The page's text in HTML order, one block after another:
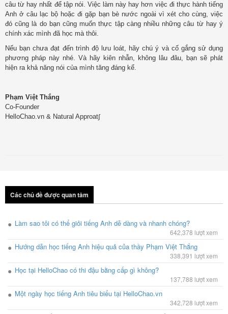
câu từ hay nhất để tập nói. Việc làm này hay hơn việc đi thực hành tiếng
Anh ở câu lạc bộ hoặc đi gặp bạn bè nước ngoài vì xét cho cùng, việc
đó cũng là do bạn cũng muốn thực tập càng nhiều những câu từ hay ý
chính xác mình đã học mà thôi.
Nếu bạn chưa đạt đến trình độ lưu loát, hãy chú ý và cố gắng sử dụng
phương pháp này nhé. Và hãy kiên nhẫn, không lâu đâu, bạn sẽ phát
hiện ra khả năng nói của mình tăng đáng kể.
Phạm Việt Thắng
Co-Founder
HelloChao.vn & Natural Approat∫
Các chủ đề được quan tâm
Làm sao tôi có thể giỏi tiếng Anh dễ dàng và nhanh chóng?
642,378 lượt xem
Hướng dẫn học tiếng Anh hiệu quả của thầy Phạm Việt Thắng
338,391 lượt xem
Học tại HelloChao có thi đậu bằng cấp gì không?
137,788 lượt xem
Một ngày học tiếng Anh tiêu biểu tại HelloChao.vn
342,728 lượt xem